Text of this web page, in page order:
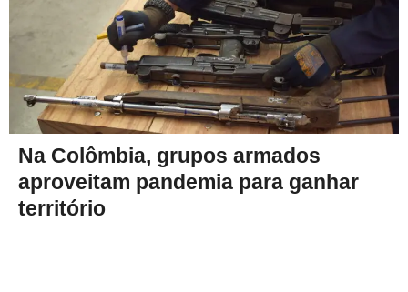
Na Colômbia, grupos armados
aproveitam pandemia para ganhar
território